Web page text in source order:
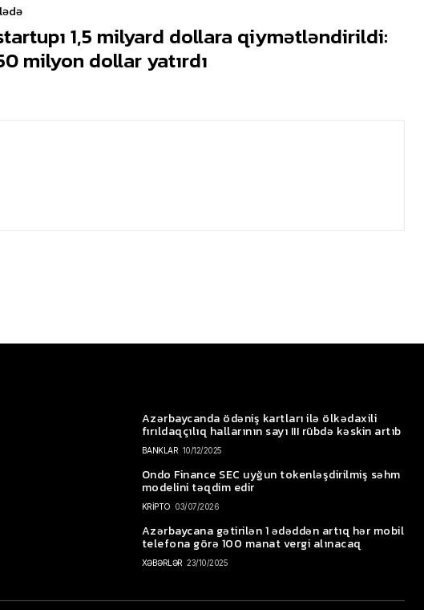
1,5 milyard dollara qiymətləndirildi:
milyon dollar yatırdı
Azərbaycanda ödəniş kartları ilə ölkədaxili
fırıldaqçılıq hallarının sayı III rübdə kəskin artıb
BANKLAR 10/12/2025
Ondo Finance SEC uyğun tokenləşdirilmiş səhm
modelini təqdim edir
KRİPTO 03/07/2026
Azərbaycana gətirilən 1 ədəddən artıq hər mobil
telefona görə 100 manat vergi alınacaq
XƏBƏRLƏR 23/10/2025